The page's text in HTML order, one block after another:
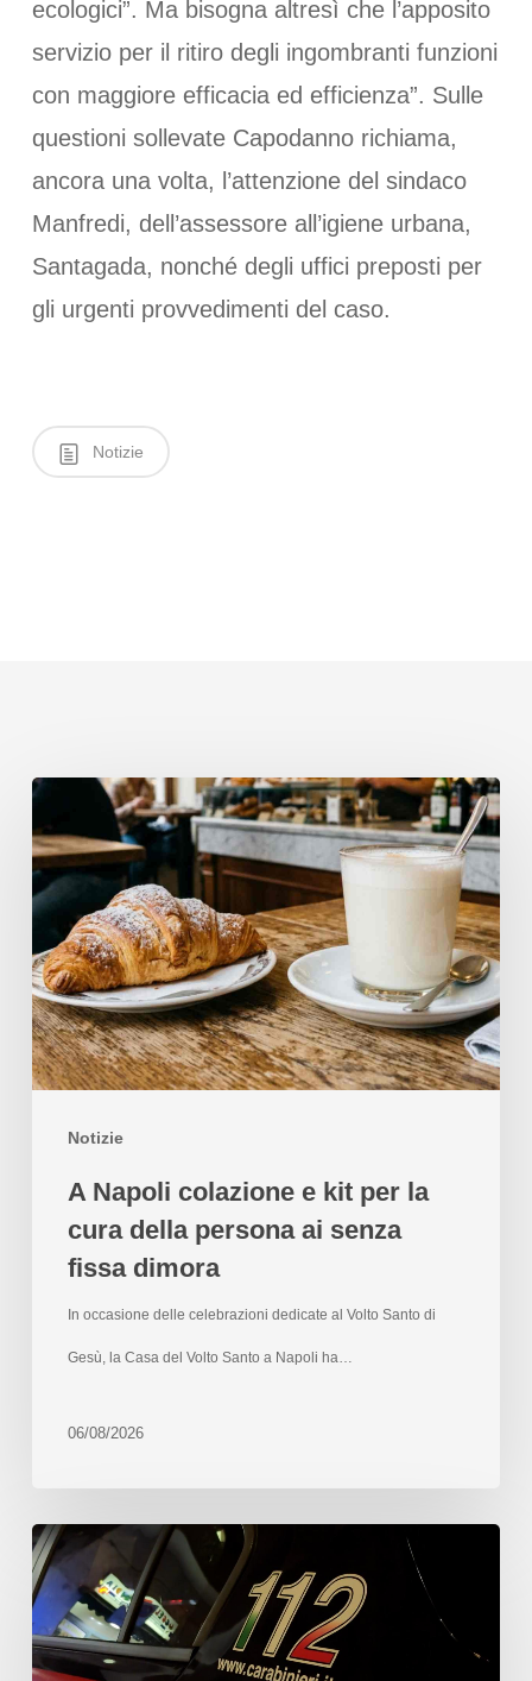
ecologici”. Ma bisogna altresì che l’apposito
servizio per il ritiro degli ingombranti funzioni
con maggiore efficacia ed efficienza”. Sulle
questioni sollevate Capodanno richiama,
ancora una volta, l’attenzione del sindaco
Manfredi, dell’assessore all’igiene urbana,
Santagada, nonché degli uffici preposti per
gli urgenti provvedimenti del caso.
Notizie
Notizie
A Napoli colazione e kit per la
cura della persona ai senza
fissa dimora
In occasione delle celebrazioni dedicate al Volto Santo di
Gesù, la Casa del Volto Santo a Napoli ha…
06/08/2026